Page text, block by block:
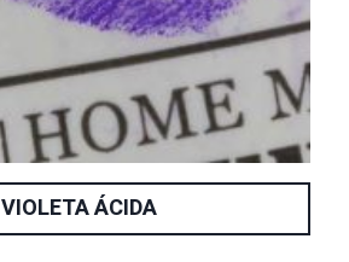
VIOLETA ÁCIDA